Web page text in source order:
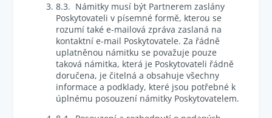
8.3. Námitky musí být Partnerem zaslány
Poskytovateli v písemné formě, kterou se
rozumí také e-mailová zpráva zaslaná na
kontaktní e-mail Poskytovatele. Za řádně
uplatněnou námitku se považuje pouze
taková námitka, která je Poskytovateli řádně
doručena, je čitelná a obsahuje všechny
informace a podklady, které jsou potřebné k
úplnému posouzení námitky Poskytovatelem.